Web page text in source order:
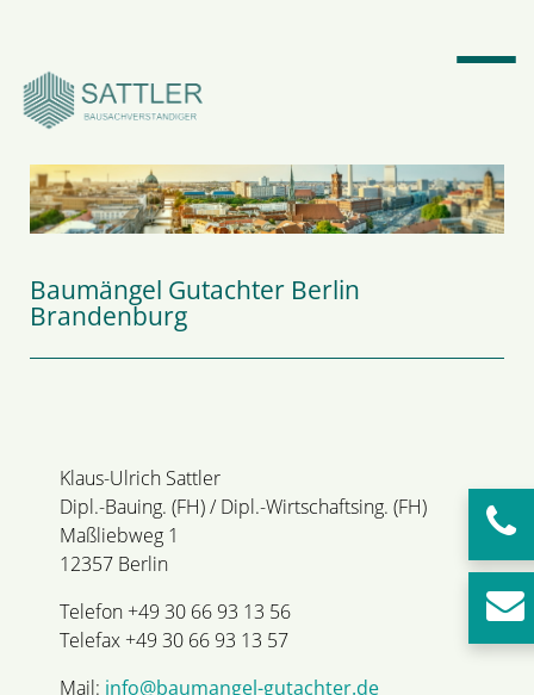
Suchbegriffe SUCHEN
Baumängel Gutachter Berlin
Brandenburg
Klaus-Ulrich Sattler
Dipl.-Bauing. (FH) / Dipl.-Wirtschaftsing. (FH)
Maßliebweg 1
12357 Berlin
Telefon +49 30 66 93 13 56
Telefax +49 30 66 93 13 57
Mail: info@baumangel-gutachter.de